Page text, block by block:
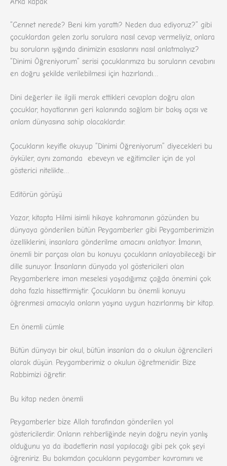
Arka kapak
“Cennet nerede? Beni kim yarattı? Neden dua ediyoruz?” gibi
çocuklardan gelen zorlu sorulara nasıl cevap vermeliyiz, onlara
bu soruların ışığında dinimizin esaslarını nasıl anlatmalıyız?
“Dinimi Öğreniyorum” serisi çocuklarımıza bu soruların cevabını
en doğru şekilde verilebilmesi için hazırlandı…
Dini değerler ile ilgili merak ettikleri cevapları doğru alan
çocuklar, hayatlarının geri kalanında sağlam bir bakış açısı ve
anlam dünyasına sahip olacaklardır.
Çocukların keyifle okuyup “Dinimi Öğreniyorum” diyecekleri bu
öyküler, aynı zamanda ebeveyn ve eğitimciler için de yol
gösterici nitelikte…
Editörün görüşü
Yazar, kitapta Hilmi isimli hikaye kahramanın gözünden bu
dünyaya gönderilen bütün Peygamberler gibi Peygamberimizin
özelliklerini, insanlara gönderilme amacını anlatıyor. İmanın,
önemli bir parçası olan bu konuyu çocukların anlayabileceği bir
dille sunuyor. İnsanların dünyada yol göstericileri olan
Peygamberlere iman meselesi yaşadığımız çağda önemini çok
daha fazla hissettirmiştir. Çocukların bu önemli konuyu
öğrenmesi amacıyla onların yaşına uygun hazırlanmış bir kitap.
En önemli cümle
Bütün dünyayı bir okul, bütün insanları da o okulun öğrencileri
olarak düşün. Peygamberimiz o okulun öğretmenidir. Bize
Rabbimizi öğretir.
Bu kitap neden önemli
Peygamberler bize Allah tarafından gönderilen yol
göstericilerdir. Onların rehberliğinde neyin doğru neyin yanlış
olduğunu ya da ibadetlerin nasıl yapılacağı gibi pek çok şeyi
öğreniriz. Bu bakımdan çocukların peygamber kavramını ve